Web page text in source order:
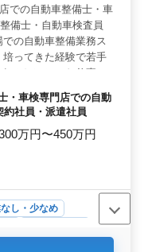
整っています。 ＜
以上の経験があ
整備、点検業務やお
業務に携わりなが
。車好きな方、お
備士・自動車検査員
の自動車整備業務ス
ってきた経験で若手
せんか？ ＊お仕事内
け・補修 ・トラブル
備業務全般 ・カーナ
ディオ・ナビ等の取
高年活躍中 ・交通費
マイカー通勤可能 皆
ください／
・車検専門店での自動
社員・派遣社員
万円〜450万円
し・少なめ